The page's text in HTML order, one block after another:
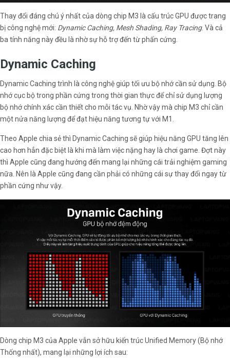
Thay đổi đáng chú ý nhất của dòng chip M3 là cấu trúc GPU được trang
bị công nghệ mới: Dynamic Caching, Mesh Shading, Ray Tracing. Và cả
ba tính năng này đều là nhờ sự hỗ trợ đến từ phấn cứng.
Dynamic Caching
Dynamic Caching trình là công nghệ giúp tối ưu bộ nhớ cần sử dụng. Bộ
nhớ cục bộ trong phần cứng trong thời gian thực để chỉ sử dụng lượng
bộ nhớ chính xác cần thiết cho mỗi tác vụ. Nhờ vậy mà chip M3 chỉ cần
một nửa năng lượng để đạt hiệu năng tương tự với M1.
Theo Apple chia sẻ thì Dynamic Caching sẽ giúp hiệu năng GPU tăng lên
cao hơn hẳn đặc biệt là khi mà làm việc nặng hay là chơi game. Đợt này
thì Apple cũng đang hướng đến mang lại những cái trải nghiệm gaming
nữa. Nên là Apple cũng đang cần phải có những cái sự thay đổi ngay từ
phần cứng như vậy.
Dòng chip M3 của Apple vẫn sở hữu kiến trúc Unified Memory (Bộ nhớ
Thống nhất), mang lại những lợi ích sau: